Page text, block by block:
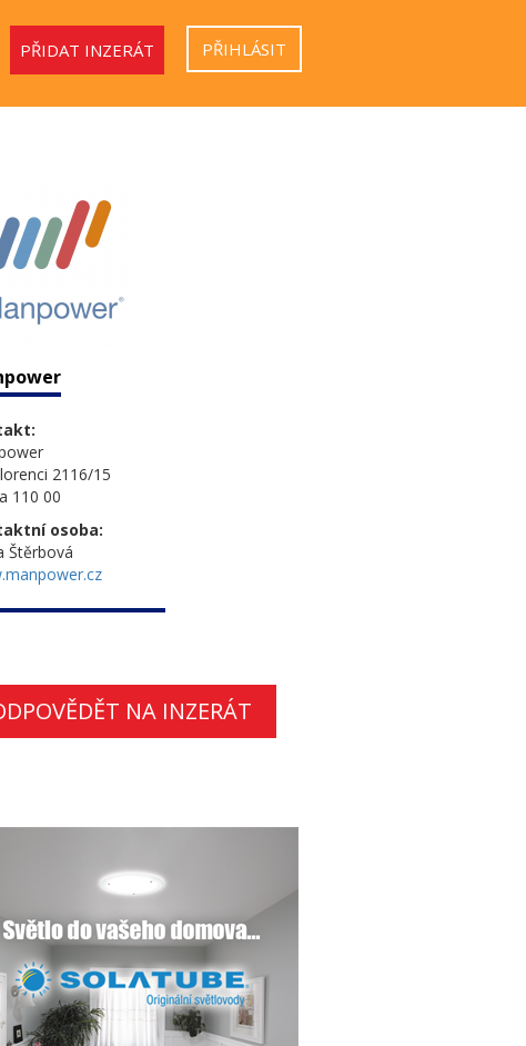
PŘIDAT INZERÁT PŘIHLÁSIT
2116/15
110 00
osoba:
Štěrbová
NA INZERÁT